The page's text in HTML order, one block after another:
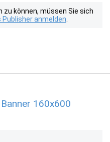
können, müssen Sie sich
Publisher anmelden
160x600